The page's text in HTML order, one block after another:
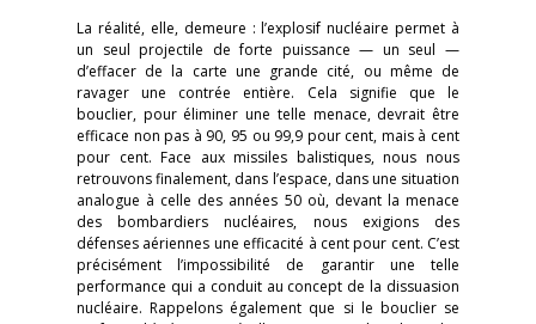
La réalité, elle, demeure : l’explosif nucléaire permet à
un seul projectile de forte puissance — un seul —
d’effacer de la carte une grande cité, ou même de
ravager une contrée entière. Cela signifie que le
bouclier, pour éliminer une telle menace, devrait être
efficace non pas à 90, 95 ou 99,9 pour cent, mais à cent
pour cent. Face aux missiles balistiques, nous nous
retrouvons finalement, dans l’espace, dans une situation
analogue à celle des années 50 où, devant la menace
des bombardiers nucléaires, nous exigions des
défenses aériennes une efficacité à cent pour cent. C’est
précisément l’impossibilité de garantir une telle
performance qui a conduit au concept de la dissuasion
nucléaire. Rappelons également que si le bouclier se